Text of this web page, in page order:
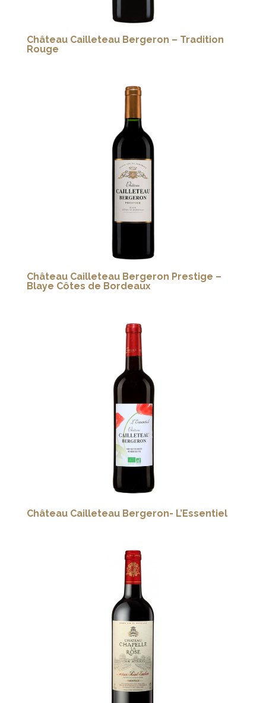
Château Cailleteau Bergeron – Tradition
Rouge
Château Cailleteau Bergeron Prestige –
Blaye Côtes de Bordeaux
Château Cailleteau Bergeron- L’Essentiel